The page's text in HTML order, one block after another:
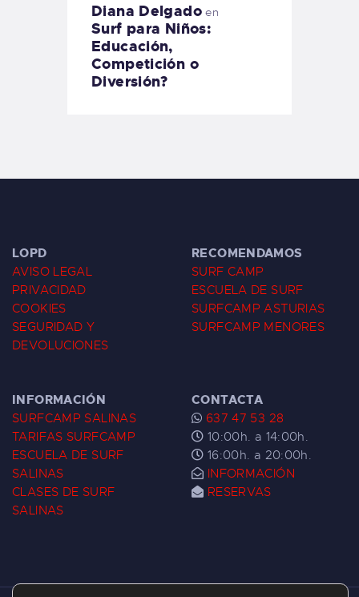
Diana Delgadoen
Surf para Niños:
Educación,
Competición o
Diversión?
LOPD
AVISO LEGAL
PRIVACIDAD
COOKIES
SEGURIDAD Y
DEVOLUCIONES
RECOMENDAMOS
SURF CAMP
ESCUELA DE SURF
SURFCAMP ASTURIAS
SURFCAMP MENORES
INFORMACIÓN
SURFCAMP SALINAS
TARIFAS SURFCAMP
ESCUELA DE SURF
SALINAS
CLASES DE SURF
SALINAS
CONTACTA
637 47 53 28
10:00h. a 14:00h.
16:00h. a 20:00h.
INFORMACIÓN
RESERVAS